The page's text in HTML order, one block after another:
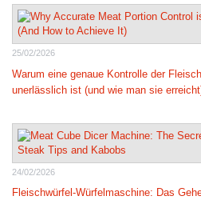
25/02/2026
Warum eine genaue Kontrolle der
unerlässlich ist (und wie man sie
24/02/2026
Fleischwürfel-Würfelmaschine: Das